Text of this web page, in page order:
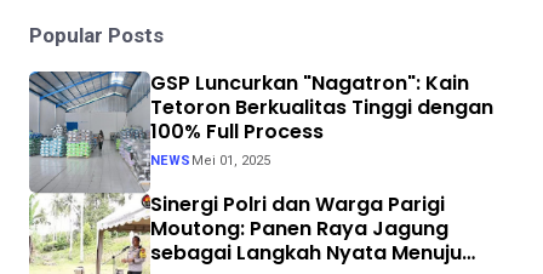
Popular Posts
GSP Luncurkan "Nagatron": Kain
Tetoron Berkualitas Tinggi dengan
100% Full Process
NEWS Mei 01, 2025
Sinergi Polri dan Warga Parigi
Moutong: Panen Raya Jagung
sebagai Langkah Nyata Menuju